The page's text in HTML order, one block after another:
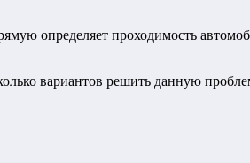
определяет проходимость
вариантов решить данную